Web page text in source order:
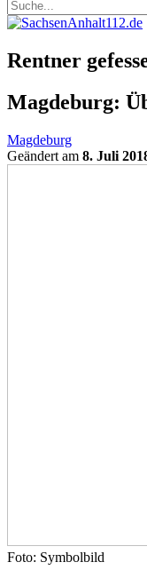
Rentner
Magdeburg:
Magdeburg
Geändert am 8. Juli
Foto: Symbolbild